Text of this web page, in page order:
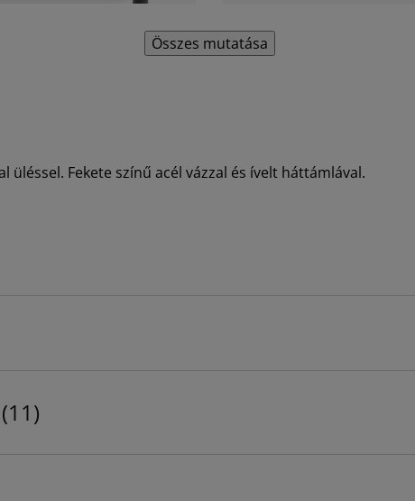
Összes mutatása
üléssel. Fekete színű acél vázzal és ívelt háttámlával.
(11)